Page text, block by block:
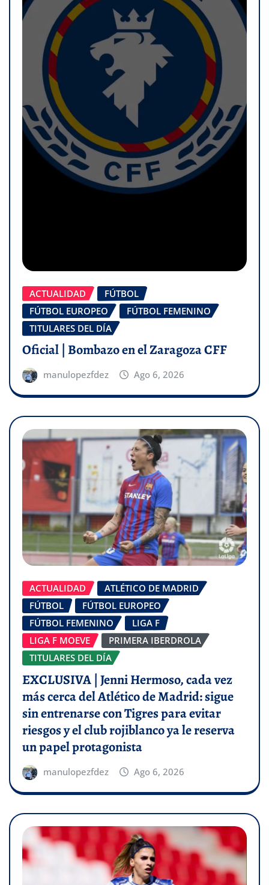
ACTUALIDAD
FÚTBOL
FÚTBOL EUROPEO
FÚTBOL FEMENINO
TITULARES DEL DÍA
Oficial | Bombazo en el Zaragoza CFF
manulopezfdez Ago 6, 2026
ACTUALIDAD
ATLÉTICO DE MADRID
FÚTBOL
FÚTBOL EUROPEO
FÚTBOL FEMENINO
LIGA F
LIGA F MOEVE
PRIMERA IBERDROLA
TITULARES DEL DÍA
EXCLUSIVA | Jenni Hermoso, cada vez
más cerca del Atlético de Madrid: sigue
sin entrenarse con Tigres para evitar
riesgos y el club rojiblanco ya le reserva
un papel protagonista
manulopezfdez Ago 6, 2026